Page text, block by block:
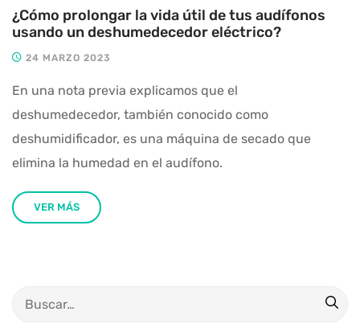
¿Cómo prolongar la vida útil de tus audífonos
usando un deshumedecedor eléctrico?
24 MARZO 2023
En una nota previa explicamos que el
deshumedecedor, también conocido como
deshumidificador, es una máquina de secado que
elimina la humedad en el audífono.
VER MÁS